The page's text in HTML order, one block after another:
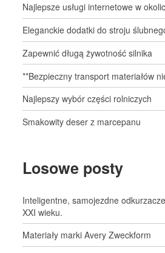
Najlepsze usługi internetowe w
Eleganckie dodatki do stroju
Zapewnić długą żywotność silnika
**Bezpieczny transport materiałów
Najlepszy wybór części rolniczych
Smakowity deser z marcepanu
Losowe posty
Inteligentne, samojezdne
XXI wieku.
Materiały marki Avery Zweckform